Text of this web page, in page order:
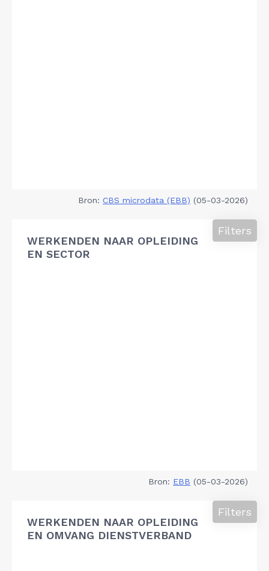
Bron: CBS microdata (EBB) (05-03-2026)
WERKENDEN NAAR OPLEIDING
EN SECTOR
Filters
Bron: EBB (05-03-2026)
WERKENDEN NAAR OPLEIDING
EN OMVANG DIENSTVERBAND
Filters